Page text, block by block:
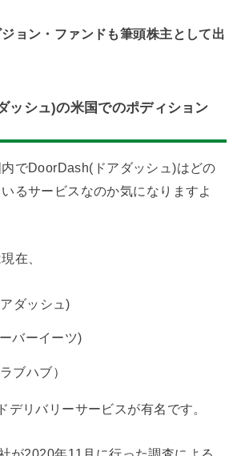
ョン・ファンドも筆頭株主として出
ッシュ)の米国でのポディション
でDoorDash(ドアダッシュ)はどの
るサービスなのか気になりますよ
在、
ダッシュ)
バーイーツ)
ブハブ）
デリバリーサービスが有名です。